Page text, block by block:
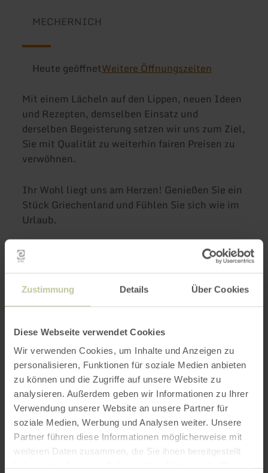
Zustimmung Details Über Cookies
Diese Webseite verwendet Cookies
Wir verwenden Cookies, um Inhalte und Anzeigen zu
personalisieren, Funktionen für soziale Medien anbieten
zu können und die Zugriffe auf unsere Website zu
analysieren. Außerdem geben wir Informationen zu Ihrer
Verwendung unserer Website an unsere Partner für
soziale Medien, Werbung und Analysen weiter. Unsere
Partner führen diese Informationen möglicherweise mit
weiteren Daten zusammen, die Sie ihnen bereitgestellt
MECHERNICH
Heute geöffnetWeitere Öffnungszeiten
Mit einem Lächeln auf den Lippen, neuen Ideen
und Rezepten, demselben Einsatz und
derselben Begeisterung setzen wir uns zum Ziel,
Sie mit Qualität zu weiterhin fairen Preisen zu
verwöhnen.
Ihr Wohl liegt uns am Herzen! Genießen Sie ein
Stück Griechenland und Fühlen Sie sich wie im
Urlaub.
Weitere Infos
Öffnungszeiten
Merkmale / Besonderheiten
Kategorien
Impressionen